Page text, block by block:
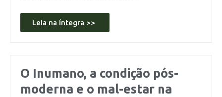
Leia na íntegra >>
O Inumano, a condição pós-
moderna e o mal-estar na